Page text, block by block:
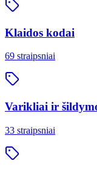
Klaidos kodai
69 straipsniai
Varikliai ir
33 straipsniai